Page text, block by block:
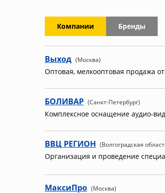
Компании Бренды
Выход (Москва)
Оптовая, мелкооптовая продажа
БОЛИВАР (Санкт-Петербург)
Комплексное оснащение аудио-
ВВЦ РЕГИОН (Волгоградская
Организация и проведение
МаксиПро (Москва)